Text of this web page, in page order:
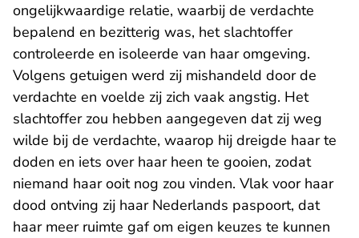
ongelijkwaardige relatie, waarbij de verdachte
bepalend en bezitterig was, het slachtoffer
controleerde en isoleerde van haar omgeving.
Volgens getuigen werd zij mishandeld door de
verdachte en voelde zij zich vaak angstig. Het
slachtoffer zou hebben aangegeven dat zij weg
wilde bij de verdachte, waarop hij dreigde haar te
doden en iets over haar heen te gooien, zodat
niemand haar ooit nog zou vinden. Vlak voor haar
dood ontving zij haar Nederlands paspoort, dat
haar meer ruimte gaf om eigen keuzes te kunnen